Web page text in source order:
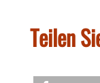
Teilen